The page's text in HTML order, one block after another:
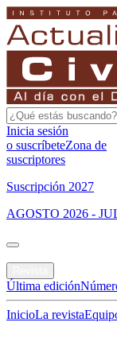
Inicia sesión
o suscríbeteZona de
suscriptores
Suscripción 2027
AGOSTO 2026 -
Última edición
InicioLa revista